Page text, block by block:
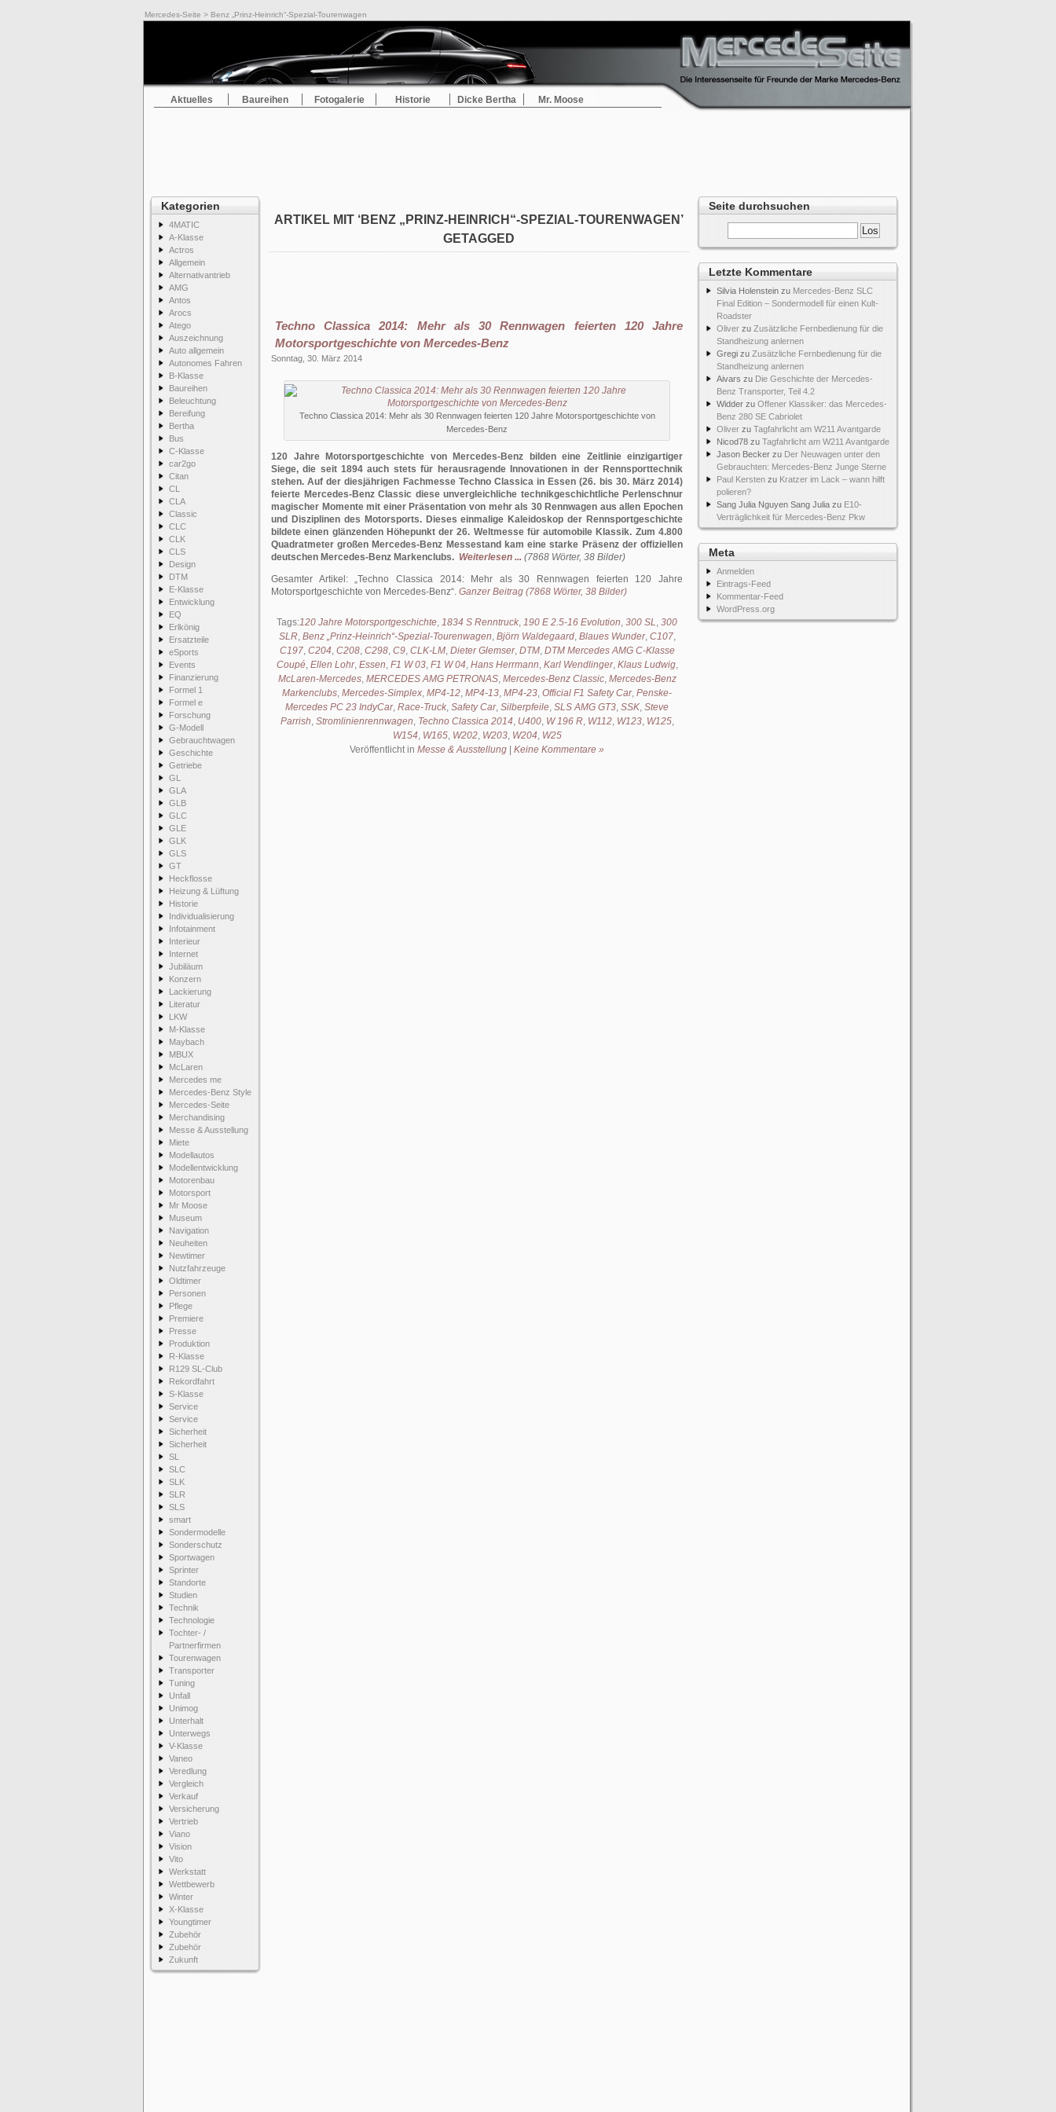
Mercedes-Seite > Benz „Prinz-Heinrich“-Spezial-Tourenwagen
Aktuelles Baureihen Fotogalerie Historie Dicke Bertha Mr. Moose
Kategorien
4MATIC
A-Klasse
Actros
Allgemein
Alternativantrieb
AMG
Antos
Arocs
Atego
Auszeichnung
Auto allgemein
Autonomes Fahren
B-Klasse
Baureihen
Beleuchtung
Bereifung
Bertha
Bus
C-Klasse
car2go
Citan
CL
CLA
Classic
CLC
CLK
CLS
Design
DTM
E-Klasse
Entwicklung
EQ
Erlkönig
Ersatzteile
eSports
Events
Finanzierung
Formel 1
Formel e
Forschung
G-Modell
Gebrauchtwagen
Geschichte
Getriebe
GL
GLA
GLB
GLC
GLE
GLK
GLS
GT
Heckflosse
Heizung & Lüftung
Historie
Individualisierung
Infotainment
Interieur
Internet
Jubiläum
Konzern
Lackierung
Literatur
LKW
M-Klasse
Maybach
MBUX
McLaren
Mercedes me
Mercedes-Benz Style
Mercedes-Seite
Merchandising
Messe & Ausstellung
Miete
Modellautos
Modellentwicklung
Motorenbau
Motorsport
Mr Moose
Museum
Navigation
Neuheiten
Newtimer
Nutzfahrzeuge
Oldtimer
Personen
Pflege
Premiere
Presse
Produktion
R-Klasse
R129 SL-Club
Rekordfahrt
S-Klasse
Service
Service
Sicherheit
Sicherheit
SL
SLC
SLK
SLR
SLS
smart
Sondermodelle
Sonderschutz
Sportwagen
Sprinter
Standorte
Studien
Technik
Technologie
Tochter- /
Partnerfirmen
Tourenwagen
Transporter
Tuning
Unfall
Unimog
Unterhalt
Unterwegs
V-Klasse
Vaneo
Veredlung
Vergleich
Verkauf
Versicherung
Vertrieb
Viano
Vision
Vito
Werkstatt
Wettbewerb
Winter
X-Klasse
Youngtimer
Zubehör
Zubehör
Zukunft
Seite durchsuchen
Letzte Kommentare
Silvia Holenstein zu Mercedes-Benz SLC
Final Edition – Sondermodell für einen Kult-
Roadster
Oliver zu Zusätzliche Fernbedienung für die
Standheizung anlernen
Gregi zu Zusätzliche Fernbedienung für die
Standheizung anlernen
Aivars zu Die Geschichte der Mercedes-
Benz Transporter, Teil 4.2
Widder zu Offener Klassiker: das Mercedes-
Benz 280 SE Cabriolet
Oliver zu Tagfahrlicht am W211 Avantgarde
Nicod78 zu Tagfahrlicht am W211 Avantgarde
Jason Becker zu Der Neuwagen unter den
Gebrauchten: Mercedes-Benz Junge Sterne
Paul Kersten zu Kratzer im Lack – wann hilft
polieren?
Sang Julia Nguyen Sang Julia zu E10-
Verträglichkeit für Mercedes-Benz Pkw
Meta
Anmelden
Eintrags-Feed
Kommentar-Feed
WordPress.org
ARTIKEL MIT ‘BENZ „PRINZ-HEINRICH“-SPEZIAL-TOURENWAGEN’
GETAGGED
Techno Classica 2014: Mehr als 30 Rennwagen feierten 120 Jahre
Motorsportgeschichte von Mercedes-Benz
Sonntag, 30. März 2014
Techno Classica 2014: Mehr als 30 Rennwagen feierten 120 Jahre Motorsportgeschichte von
Mercedes-Benz
120 Jahre Motorsportgeschichte von Mercedes-Benz bilden eine Zeitlinie einzigartiger
Siege, die seit 1894 auch stets für herausragende Innovationen in der Rennsporttechnik
stehen. Auf der diesjährigen Fachmesse Techno Classica in Essen (26. bis 30. März 2014)
feierte Mercedes-Benz Classic diese unvergleichliche technikgeschichtliche Perlenschnur
magischer Momente mit einer Präsentation von mehr als 30 Rennwagen aus allen Epochen
und Disziplinen des Motorsports. Dieses einmalige Kaleidoskop der Rennsportgeschichte
bildete einen glänzenden Höhepunkt der 26. Weltmesse für automobile Klassik. Zum 4.800
Quadratmeter großen Mercedes-Benz Messestand kam eine starke Präsenz der offiziellen
deutschen Mercedes-Benz Markenclubs. Weiterlesen ... (7868 Wörter, 38 Bilder)
Gesamter Artikel: Techno Classica 2014: Mehr als 30 Rennwagen feierten 120 Jahre
Motorsportgeschichte von Mercedes-Benz . Ganzer Beitrag (7868 Wörter, 38 Bilder)
Tags:120 Jahre Motorsportgeschichte, 1834 S Renntruck, 190 E 2.5-16 Evolution, 300 SL, 300
SLR, Benz „Prinz-Heinrich“-Spezial-Tourenwagen, Björn Waldegaard, Blaues Wunder, C107,
C197, C204, C208, C298, C9, CLK-LM, Dieter Glemser, DTM, DTM Mercedes AMG C-Klasse
Coupé, Ellen Lohr, Essen, F1 W 03, F1 W 04, Hans Herrmann, Karl Wendlinger, Klaus Ludwig,
McLaren-Mercedes, MERCEDES AMG PETRONAS, Mercedes-Benz Classic, Mercedes-Benz
Markenclubs, Mercedes-Simplex, MP4-12, MP4-13, MP4-23, Official F1 Safety Car, Penske-
Mercedes PC 23 IndyCar, Race-Truck, Safety Car, Silberpfeile, SLS AMG GT3, SSK, Steve
Parrish, Stromlinienrennwagen, Techno Classica 2014, U400, W 196 R, W112, W123, W125,
W154, W165, W202, W203, W204, W25
Veröffentlicht in Messe & Ausstellung Keine Kommentare »